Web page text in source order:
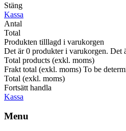
Stäng
Kassa
Antal
Total
Produkten tilllagd i varukorgen
Det är0 produkter i varukorgen. Det
Total products (exkl. moms)
Frakt total (exkl. moms) To be
Total (exkl. moms)
Fortsätt handla
Kassa
Menu